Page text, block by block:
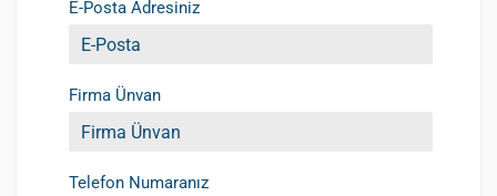
E-Posta Adresiniz
Firma Ünvan
Telefon Numaranız